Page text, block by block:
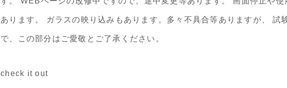
あります。 ガラスの映り込みもあります。多々不具合等ありますが、 試
で、この部分はご愛敬とご了承ください。
check it out